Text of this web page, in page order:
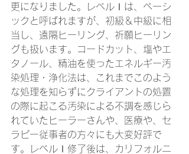
更になりました。レベルⅠは、ベーシ
ックと呼ばれますが、初級＆中級に相
当し、遠隔ヒーリング、祈願ヒーリン
グも扱います。コードカット、塩やエ
タノール、精油を使ったエネルギー汚
染処理・浄化法は、これまでこのよう
な処理を知らずにクライアントの処置
の際に起こる汚染による不調を感じら
れていたヒーラーさんや、医療や、セ
ラピー従事者の方々にも大変好評で
す。レベルⅠ修了後は、カリフォルニ